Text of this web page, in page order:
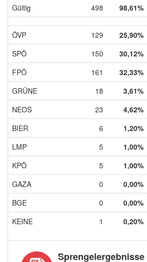
Gültig
498 98,61%
ÖVP 129 25,90%
SPÖ
150 30,12%
FPÖ
161 32,33%
GRÜNE
18 3,61%
NEOS
23 4,62%
BIER
6 1,20%
LMP
5 1,00%
KPÖ
5 1,00%
GAZA
0 0,00%
BGE
0 0,00%
KEINE
1 0,20%
Sprengelergebnisse